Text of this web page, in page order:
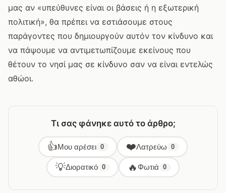
μας αν «υπεύθυνες είναι οι βάσεις ή η εξωτερική
πολιτική», θα πρέπει να εστιάσουμε στους
παράγοντες που δημιουργούν αυτόν τον κίνδυνο και
να πάψουμε να αντιμετωπίζουμε εκείνους που
θέτουν το νησί μας σε κίνδυνο σαν να είναι εντελώς
αθώοι.
Τι σας φάνηκε αυτό το άρθρο;
👍Μου αρέσει 0 ❤️Λατρεύω 0
💡Διορατικό 0 🔥 Φωτιά 0